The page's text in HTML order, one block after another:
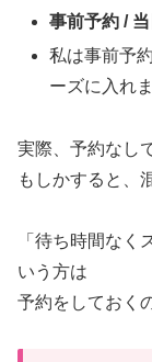
事前予約 /
私は事前予
ーズに入れ
実際、予約なし
もしかすると、
「待ち時間なく
いう方は
予約をしておく